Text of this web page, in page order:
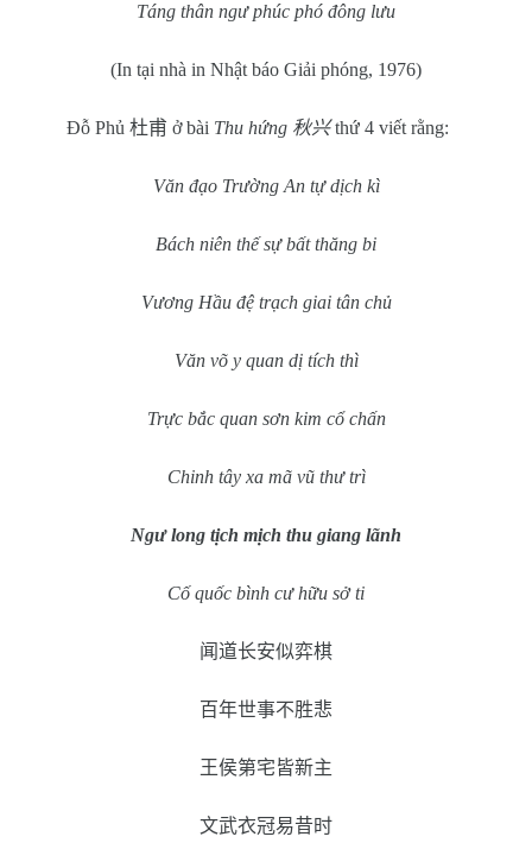
Táng thân ngư phúc phó đông lưu
(In tại nhà in Nhật báo Giải phóng, 1976)
Đỗ Phủ 杜甫 ở bài Thu hứng 秋兴 thứ 4 viết rằng:
Văn đạo Trường An tự dịch kì
Bách niên thế sự bất thăng bi
Vương Hầu đệ trạch giai tân chủ
Văn võ y quan dị tích thì
Trực bắc quan sơn kim cổ chấn
Chinh tây xa mã vũ thư trì
Ngư long tịch mịch thu giang lãnh
Cố quốc bình cư hữu sở ti
闻道长安似弈棋
百年世事不胜悲
王侯第宅皆新主
文武衣冠易昔时